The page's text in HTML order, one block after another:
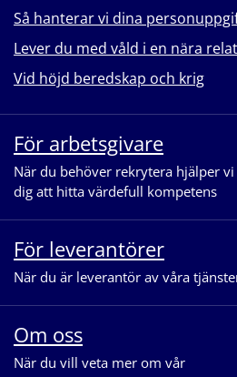
Så hanterar vi dina
Lever du med våld i en nära
Vid höjd beredskap och krig
För arbetsgivare
När du behöver rekrytera hjälper vi
dig att hitta värdefull kompetens
För leverantörer
När du är leverantör av våra
Om oss
När du vill veta mer om vår